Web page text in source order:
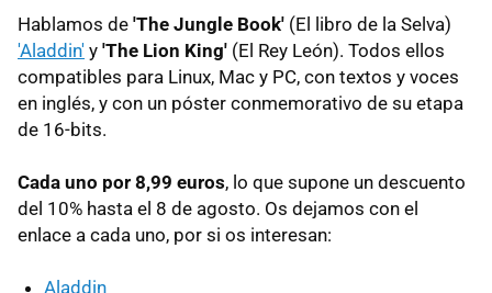
Hablamos de 'The Jungle Book' (El libro de la Selva)
'Aladdin' y 'The Lion King' (El Rey León). Todos ellos
compatibles para Linux, Mac y PC, con textos y voces
en inglés, y con un póster conmemorativo de su etapa
de 16-bits.
Cada uno por 8,99 euros, lo que supone un descuento
del 10% hasta el 8 de agosto. Os dejamos con el
enlace a cada uno, por si os interesan:
Aladdin